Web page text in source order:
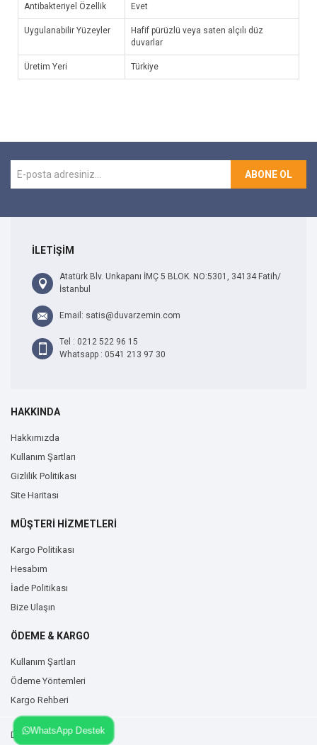
Antibakteriyel Özellik Evet
Uygulanabilir Yüzeyler
Hafif pürüzlü veya saten alçılı düz
duvarlar
Üretim Yeri Türkiye
ABONE OL
İLETİŞİM
Atatürk Blv. Unkapanı İMÇ 5 BLOK. NO:5301, 34134 Fatih/
İstanbul
Email: satis@duvarzemin.com
Tel : 0212 522 96 15
Whatsapp : 0541 213 97 30
HAKKINDA
Hakkımızda
Kullanım Şartları
Gizlilik Politikası
Site Haritası
MÜŞTERİ HİZMETLERİ
Kargo Politikası
Hesabım
İade Politikası
Bize Ulaşın
ÖDEME & KARGO
Kullanım Şartları
Ödeme Yöntemleri
Kargo Rehberi
Duvarzemin.com © 2026
WhatsApp Destek